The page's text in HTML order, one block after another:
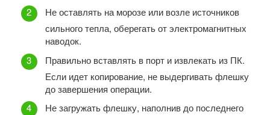
Не оставлять на морозе или возле источников
сильного тепла, оберегать от электромагнитных
наводок.
Правильно вставлять в порт и извлекать из ПК.
Если идет копирование, не выдергивать флешку
до завершения операции.
Не загружать флешку, наполнив до последнего